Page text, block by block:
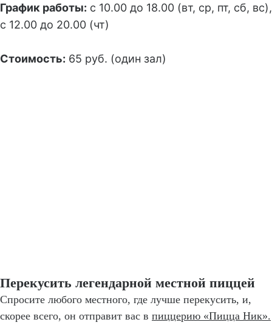
График работы: с 10.00 до 18.00 (вт, ср, пт, сб, вс),
с 12.00 до 20.00 (чт)
Стоимость: 65 руб. (один зал)
Перекусить легендарной местной пиццей
Спросите любого местного, где лучше перекусить, и,
скорее всего, он отправит вас в пиццерию «Пицца Ник».